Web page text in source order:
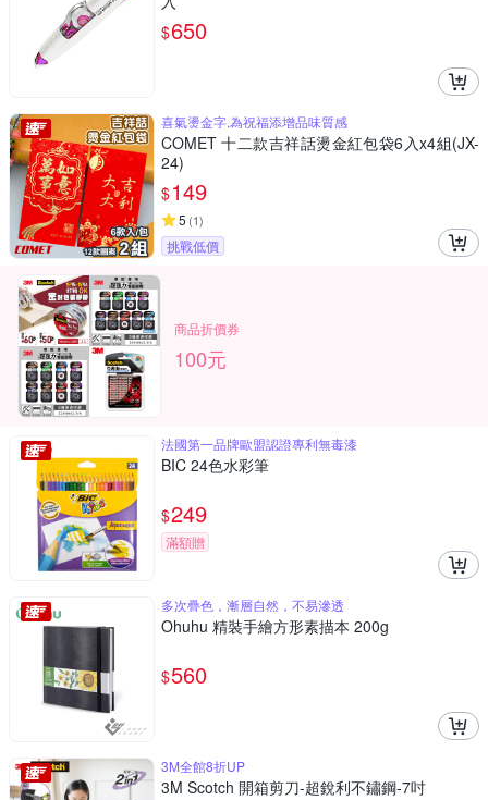
$650
喜氣燙金字,為祝福添增品味質感
COMET 十二款吉祥話燙金紅包袋6入x4組(JX-
24)
$149
5 (1)
挑戰低價
商品折價券
100元
法國第一品牌歐盟認證專利無毒漆
BIC 24色水彩筆
$249
滿額贈
多次疊色，漸層自然，不易滲透
Ohuhu 精裝手繪方形素描本 200g
$560
3M全館8折UP
3M Scotch 開箱剪刀-超銳利不鏽鋼-7吋